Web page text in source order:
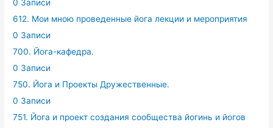
0 Записи
612. Мои мною проведенные йога лекции и мероприятия
0 Записи
700. Йога-кафедра.
0 Записи
750. Йога и Проекты Дружественные.
0 Записи
751. Йога и проект создания сообщества йогинь и йогов